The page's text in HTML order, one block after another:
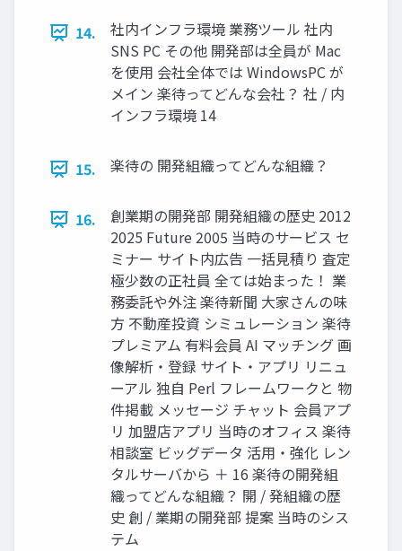
14.
社内インフラ環境 業務ツール 社内
SNS PC その他 開発部は全員が Mac
を使用 会社全体では WindowsPC が
メイン 楽待ってどんな会社？ 社 / 内
インフラ環境 14
15. 楽待の 開発組織ってどんな組織？
16.
創業期の開発部 開発組織の歴史 2012
2025 Future 2005 当時のサービス セ
ミナー サイト内広告 一括見積り 査定
極少数の正社員 全ては始まった！ 業
務委託や外注 楽待新聞 大家さんの味
方 不動産投資 シミュレーション 楽待
プレミアム 有料会員 AI マッチング 画
像解析・登録 サイト・アプリ リニュ
ーアル 独自 Perl フレームワークと 物
件掲載 メッセージ チャット 会員アプ
リ 加盟店アプリ 当時のオフィス 楽待
相談室 ビッグデータ 活用・強化 レン
タルサーバから ＋ 16 楽待の開発組
織ってどんな組織？ 開 / 発組織の歴
史 創 / 業期の開発部 提案 当時のシス
テム